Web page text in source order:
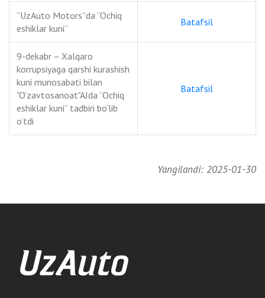
“UzAuto Motors”da “Ochiq
eshiklar kuni”
Batafsil
9-dekabr – Xalqaro
korrupsiyaga qarshi kurashish
kuni munosabati bilan
"O‘zavtosanoat"AJda “Ochiq
eshiklar kuni” tadbiri bo‘lib
o‘tdi
Batafsil
Yangilandi: 2025-01-30